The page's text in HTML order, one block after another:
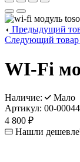
Предыдущий
Следующий товар
WI-Fi
Наличие:
Мало
Артикул: 00-
4 800 ₽
Нашли